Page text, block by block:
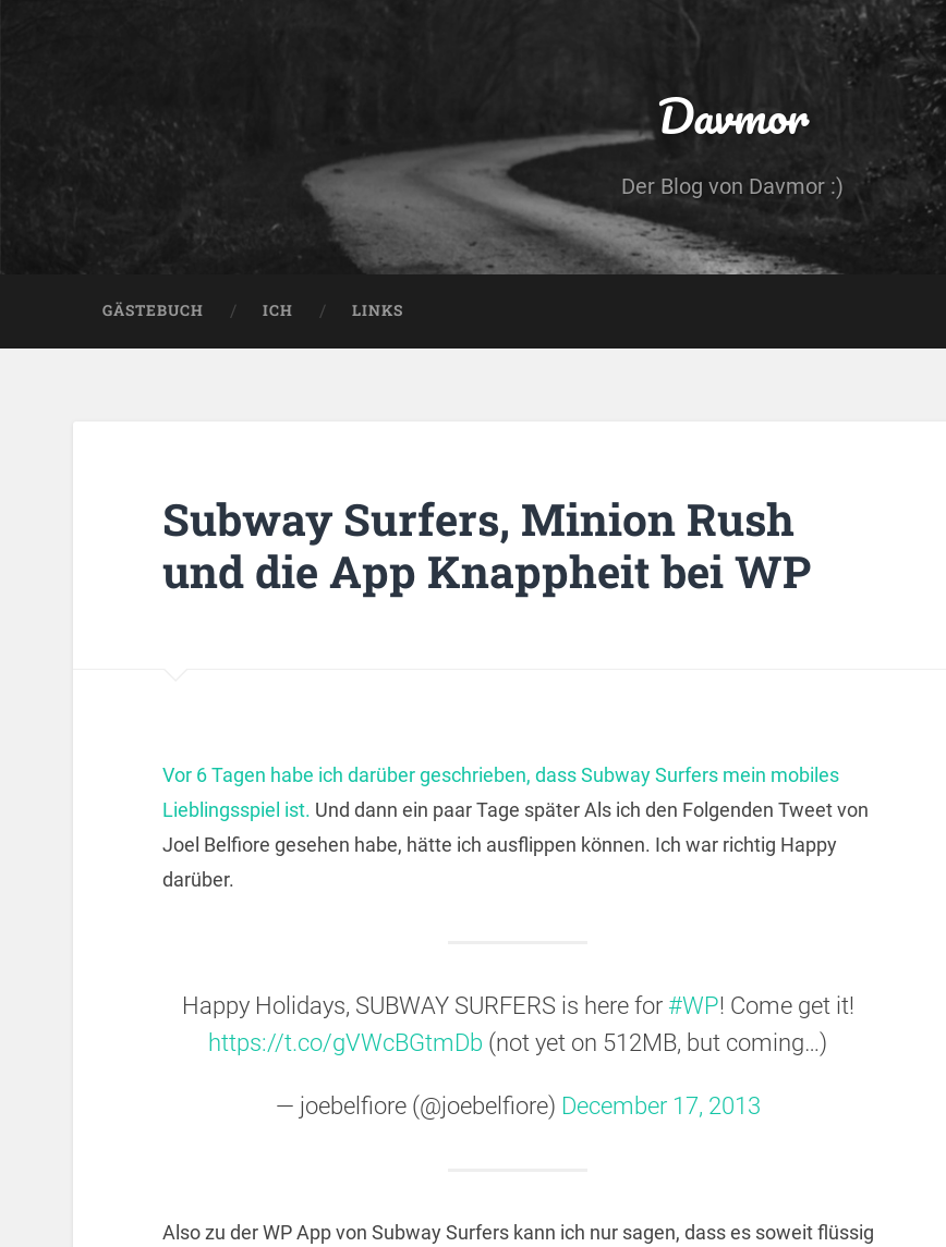
Davmor
Der Blog von Davmor :)
GÄSTEBUCH ICH LINKS
Subway Surfers, Minion Rush
und die App Knappheit bei WP
Vor 6 Tagen habe ich darüber geschrieben, dass Subway Surfers mein mobiles
Lieblingsspiel ist. Und dann ein paar Tage späterAls ich den Folgenden Tweet von
Joel Belfiore gesehen habe, hätte ich ausflippen können. Ich war richtig Happy
darüber.
Happy Holidays, SUBWAY SURFERS is here for #WP! Come get it!
https://t.co/gVWcBGtmDb (not yet on 512MB, but coming…)
— joebelfiore (@joebelfiore) December 17, 2013
Also zu der WP App von Subway Surfers kann ich nur sagen, dass es soweit flüssig